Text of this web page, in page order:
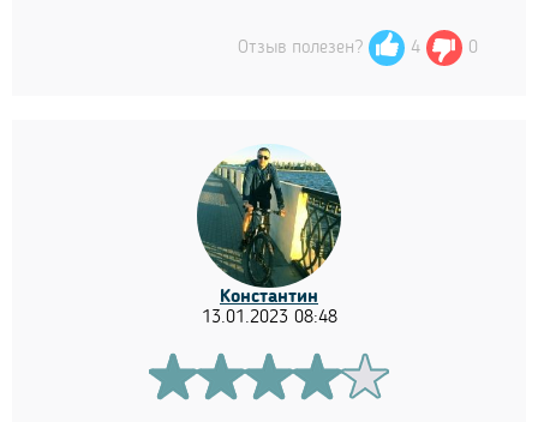
Отзыв полезен? 4 0
Константин
13.01.2023 08:48